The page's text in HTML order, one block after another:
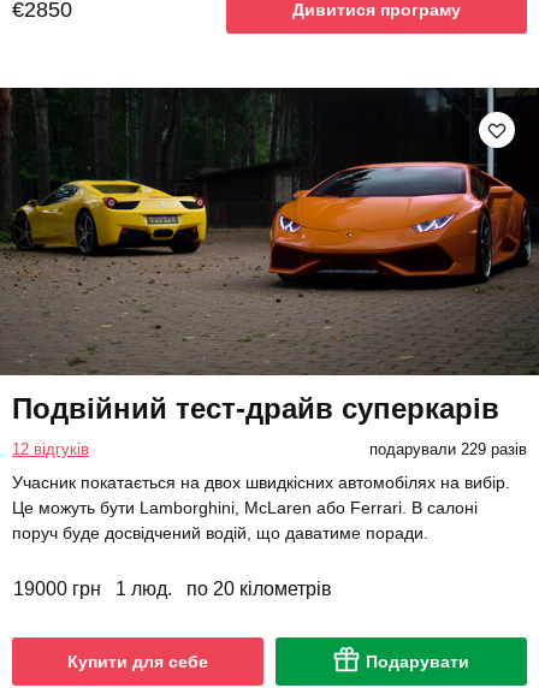
€2850 Дивитися програму
Подвійний тест-драйв суперкарів
12 відгуків подарували 229 разів
Учасник покатається на двох швидкісних автомобілях на вибір.
Це можуть бути Lamborghini, McLaren або Ferrari. В салоні
поруч буде досвідчений водій, що даватиме поради.
19000 грн 1 люд. по 20 кілометрів
Купити для себе Подарувати